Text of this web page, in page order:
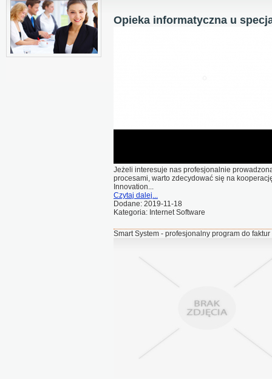
Opieka informatyczna u
Jeżeli interesuje nas profesjonalnie
procesami, warto zdecydować się na
Innovation...
Czytaj dalej...
Dodane: 2019-11-18
Kategoria: Internet Software
Smart System - profesjonalny program do faktur